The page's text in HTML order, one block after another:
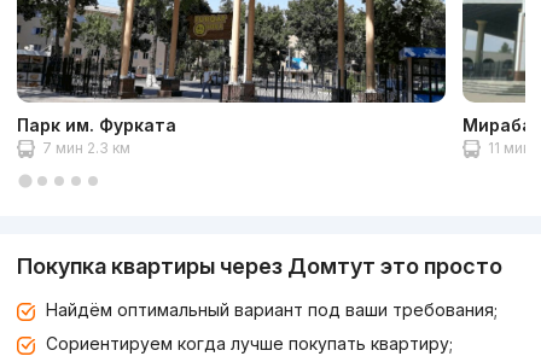
Парк им. Фурката
7 мин 2.3 км 11 мин
Покупка квартиры через Домтут это просто
Найдём оптимальный вариант под ваши требования;
Сориентируем когда лучше покупать квартиру;